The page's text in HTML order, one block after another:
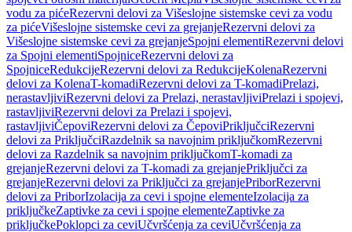
vodu za pićeRezervni delovi za Višeslojne sistemske cevi za vodu
za pićeVišeslojne sistemske cevi za grejanjeRezervni delovi za
Višeslojne sistemske cevi za grejanjeSpojni elementiRezervni delovi
za Spojni elementiSpojniceRezervni delovi za
SpojniceRedukcijeRezervni delovi za RedukcijeKolenaRezervni
delovi za KolenaT-komadiRezervni delovi za T-komadiPrelazi,
nerastavljiviRezervni delovi za Prelazi, nerastavljiviPrelazi i spojevi,
rastavljiviRezervni delovi za Prelazi i spojevi,
rastavljiviČepoviRezervni delovi za ČepoviPriključciRezervni
delovi za PriključciRazdelnik sa navojnim priključkomRezervni
delovi za Razdelnik sa navojnim priključkomT-komadi za
grejanjeRezervni delovi za T-komadi za grejanjePriključci za
grejanjeRezervni delovi za Priključci za grejanjePriborRezervni
delovi za PriborIzolacija za cevi i spojne elementeIzolacija za
priključkeZaptivke za cevi i spojne elementeZaptivke za
priključkePoklopci za ceviUčvršćenja za ceviUčvršćenja za